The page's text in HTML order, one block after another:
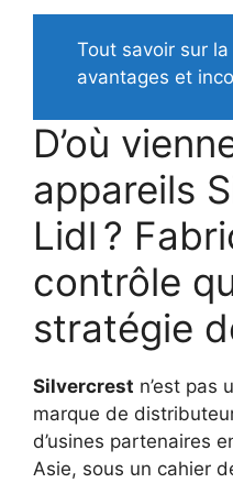
Tout savoir sur
avantages et
D’où
appareils
Lidl ?
contrôle
stratégie
Silvercrest n’est pas
marque de
d’usines partenaires
Asie, sous un cahier